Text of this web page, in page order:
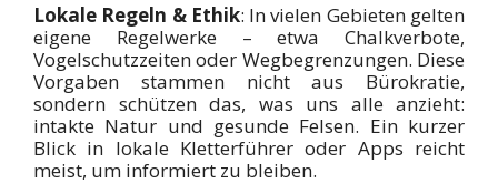
Lokale Regeln & Ethik: In vielen Gebieten gelten
eigene Regelwerke – etwa Chalkverbote,
Vogelschutzzeiten oder Wegbegrenzungen. Diese
Vorgaben stammen nicht aus Bürokratie,
sondern schützen das, was uns alle anzieht:
intakte Natur und gesunde Felsen. Ein kurzer
Blick in lokale Kletterführer oder Apps reicht
meist, um informiert zu bleiben.